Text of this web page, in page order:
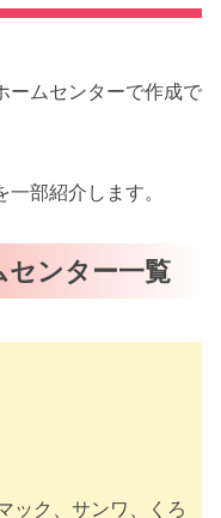
ームセンターで作成で
部紹介します。
センター一覧
ック、サンワ、くろ